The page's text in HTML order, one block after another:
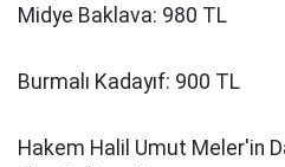
Midye Baklava: 980 TL
Burmalı Kadayıf: 900 TL
Hakem Halil Umut Meler'in